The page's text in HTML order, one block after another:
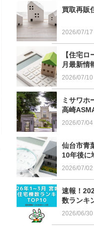
買取再販
2026/07/17
【住宅
月最新情
県版のフ
2026/07/10
ミサワホ
高崎
解説
2026/07/04
仙台市青
10年後に
の街ラン
2026/07/02
速報！
数ランキ
年1～3月）
2026/06/30